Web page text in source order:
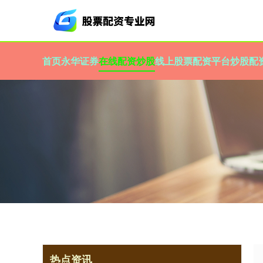
首页永华证券在线配资炒股线上股票配资平台炒股配
热点资讯